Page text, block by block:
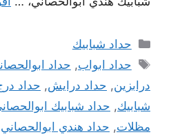
التصنيفات
حداد شبابيك
الوسوم
حداد ابواب, حداد
درابزين, حداد درايش, حداد
شبابيك, حداد شبابيك
مظلات, حداد هندي ابوالحصاني